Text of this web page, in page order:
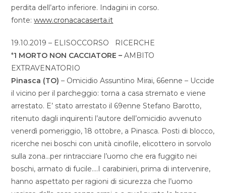
perdita dell’arto inferiore. Indagini in corso.
fonte:www.cronacacaserta.it
19.10.2019 – ELISOCCORSO RICERCHE
*1 MORTO NON CACCIATORE –AMBITO
EXTRAVENATORIO
Pinasca (TO) – Omicidio Assuntino Mirai, 66enne – Uccide
il vicino per il parcheggio: torna a casa stremato e viene
arrestato. E’ stato arrestato il 69enne Stefano Barotto,
ritenuto dagli inquirenti l’autore dell’omicidio avvenuto
venerdì pomeriggio, 18 ottobre, a Pinasca. Posti di blocco,
ricerche nei boschi con unità cinofile, elicottero in sorvolo
sulla zona…per rintracciare l’uomo che era fuggito nei
boschi, armato di fucile….I carabinieri, prima di intervenire,
hanno aspettato per ragioni di sicurezza che l’uomo